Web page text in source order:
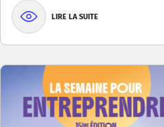
LIRE LA SUITE